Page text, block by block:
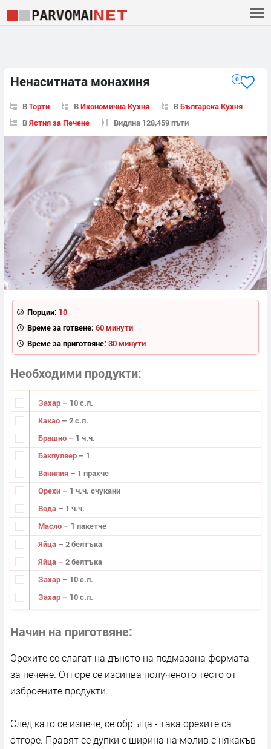
Ненаситната монахиня 0
ВТорти ВИкономична Кухня ВБългарска Кухня
ВЯстия за Печене Видяна 128,459 пъти
Порции: 10
Време за готвене: 60 минути
Време за приготвяне: 30 минути
Необходими продукти
Захар – 10 с.л.
Какао – 2 с.л.
Брашно – 1 ч.ч.
Бакпулвер – 1
Ванилия – 1 прахче
Орехи – 1 ч.ч. счукани
Вода – 1 ч.ч.
Масло – 1 пакетче
Яйца – 2 белтъка
Яйца – 2 белтъка
Захар – 10 с.л.
Захар – 10 с.л.
Начин на приготвяне
Орехите се слагат на дъното на подмазана формата
за печене. Отгоре се изсипва полученото тесто от
изброените продукти.
След като се изпече, се обръща - така орехите са
отгоре. Правят се дупки с ширина на молив с някакъв